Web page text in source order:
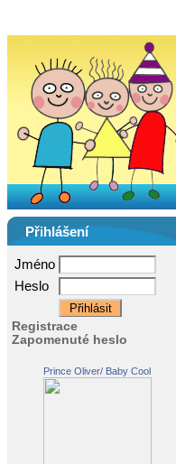
Přihlášení
Jméno
Heslo
Registrace
Zapomenuté heslo
Prince Oliver/ Baby Cool